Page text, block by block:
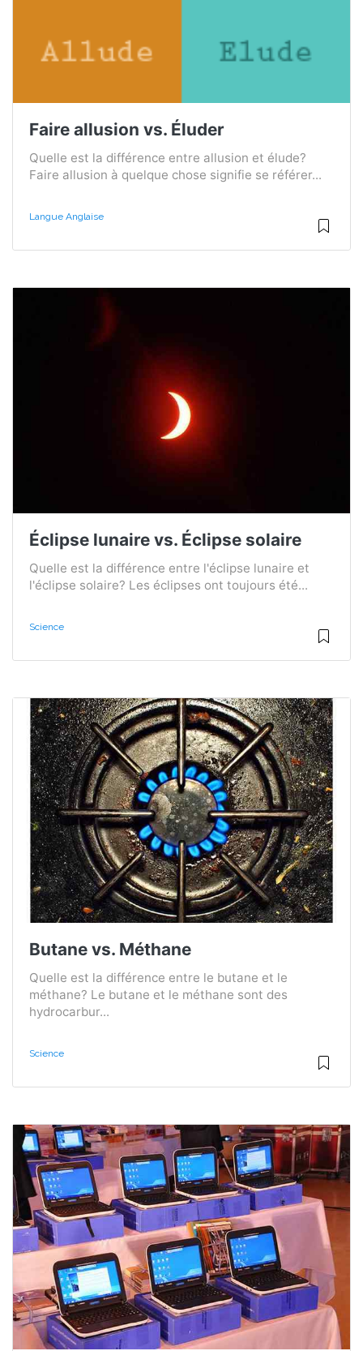
Faire allusion vs. Éluder
Quelle est la différence entre allusion et élude?
Faire allusion à quelque chose signifie se référer...
Langue Anglaise
Éclipse lunaire vs. Éclipse solaire
Quelle est la différence entre l'éclipse lunaire et
l'éclipse solaire? Les éclipses ont toujours été...
Science
Butane vs. Méthane
Quelle est la différence entre le butane et le
méthane? Le butane et le méthane sont des
hydrocarbur...
Science